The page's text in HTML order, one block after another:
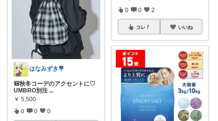
はなみずき💐
🎒秋冬コーデのアクセントに♡
UMBRO別注 ...
￥ 5,500
0 0 0
0 0 2
コレ いいね